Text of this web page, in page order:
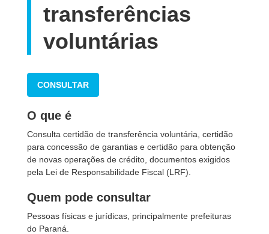
transferências
voluntárias
CONSULTAR
O que é
Consulta certidão de transferência voluntária, certidão
para concessão de garantias e certidão para obtenção
de novas operações de crédito, documentos exigidos
pela Lei de Responsabilidade Fiscal (LRF).
Quem pode consultar
Pessoas físicas e jurídicas, principalmente prefeituras
do Paraná.